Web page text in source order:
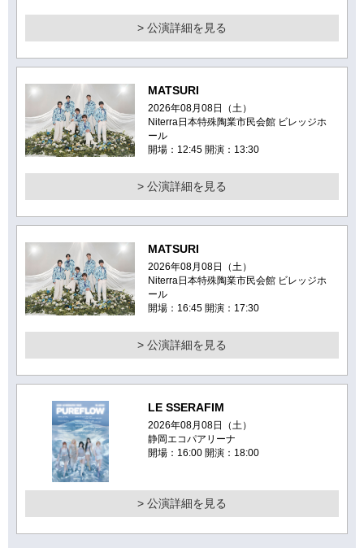
> 公演詳細を見る
MATSURI
2026年08月08日（土）
Niterra日本特殊陶業市民会館 ビレッジホ
ール
開場：12:45 開演：13:30
> 公演詳細を見る
MATSURI
2026年08月08日（土）
Niterra日本特殊陶業市民会館 ビレッジホ
ール
開場：16:45 開演：17:30
> 公演詳細を見る
LE SSERAFIM
2026年08月08日（土）
静岡エコパアリーナ
開場：16:00 開演：18:00
> 公演詳細を見る